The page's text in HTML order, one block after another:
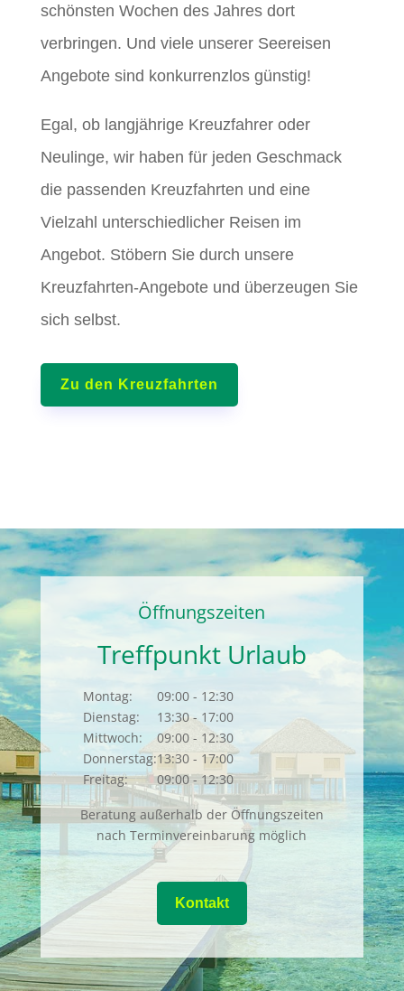
schönsten Wochen des Jahres dort
verbringen. Und viele unserer Seereisen
Angebote sind konkurrenzlos günstig!
Egal, ob langjährige Kreuzfahrer oder
Neulinge, wir haben für jeden Geschmack
die passenden Kreuzfahrten und eine
Vielzahl unterschiedlicher Reisen im
Angebot. Stöbern Sie durch unsere
Kreuzfahrten-Angebote und überzeugen Sie
sich selbst.
Zu den Kreuzfahrten
Öffnungszeiten
Treffpunkt Urlaub
Montag:
Dienstag:
Mittwoch:
Donnerstag:
Freitag:
09:00 - 12:30
13:30 - 17:00
09:00 - 12:30
13:30 - 17:00
09:00 - 12:30
Beratung außerhalb der Öffnungszeiten
nach Terminvereinbarung möglich
Kontakt